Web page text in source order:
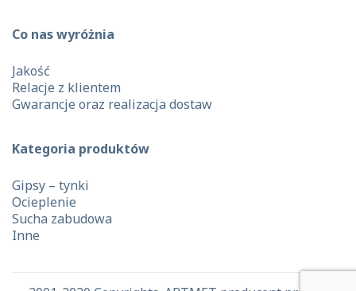
Co nas wyróżnia
Jakość
Relacje z klientem
Gwarancje oraz realizacja dostaw
Kategoria produktów
Gipsy – tynki
Ocieplenie
Sucha zabudowa
Inne